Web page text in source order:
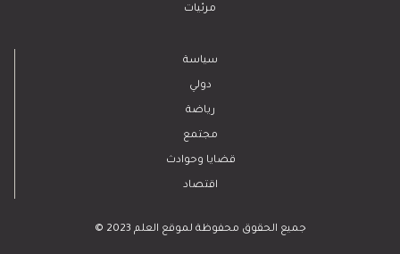
مرئيات
سياسة
دولي
رياضة
مجتمع
قضايا وحوادث
اقتصاد
© 2023 جميع الحقوق محفوظة لموقع العلم